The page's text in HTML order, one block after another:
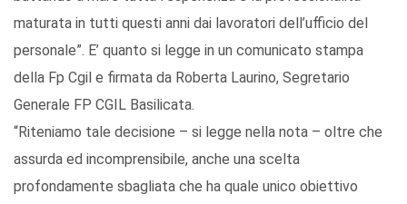
maturata in tutti questi anni dai lavoratori dell’ufficio del
personale”. E’ quanto si legge in un comunicato stampa
della Fp Cgil e firmata da Roberta Laurino, Segretario
Generale FP CGIL Basilicata.
“Riteniamo tale decisione – si legge nella nota – oltre che
assurda ed incomprensibile, anche una scelta
profondamente sbagliata che ha quale unico obiettivo